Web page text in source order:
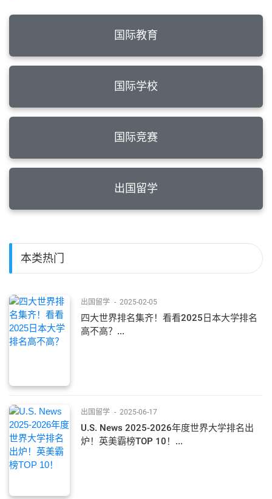
国际教育
国际学校
国际竞赛
出国留学
本类热门
出国留学 - 2025-02-05
四大世界排名集齐！看看2025日本大学排名
高不高？...
出国留学 - 2025-06-17
U.S. News 2025-2026年度世界大学排名出
炉！英美霸榜TOP 10！...